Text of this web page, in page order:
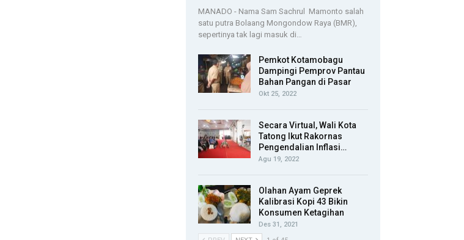
MANADO - Nama Sam Sachrul Mamonto salah
satu putra Bolaang Mongondow Raya (BMR),
sepertinya tak lagi masuk di…
Pemkot Kotamobagu
Dampingi Pemprov Pantau
Bahan Pangan di Pasar
Okt 25, 2022
Secara Virtual, Wali Kota
Tatong Ikut Rakornas
Pengendalian Inflasi…
Agu 19, 2022
Olahan Ayam Geprek
Kalibrasi Kopi 43 Bikin
Konsumen Ketagihan
Des 31, 2021